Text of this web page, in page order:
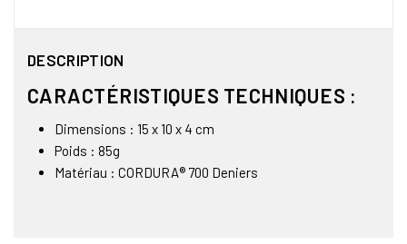
DESCRIPTION
CARACTÉRISTIQUES TECHNIQUES :
Dimensions : 15 x 10 x 4 cm
Poids : 85g
Matériau : CORDURA® 700 Deniers